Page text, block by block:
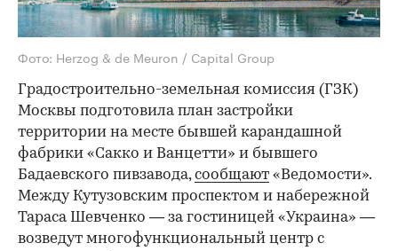
Фото: Herzog & de Meuron / Capital Group
Градостроительно-земельная комиссия (ГЗК)
Москвы подготовила план застройки
территории на месте бывшей карандашной
фабрики «Сакко и Ванцетти» и бывшего
Бадаевского пивзавода,сообщают «Ведомости».
Между Кутузовским проспектом и набережной
Тараса Шевченко — за гостиницей «Украина» —
возведут многофункциональный центр с